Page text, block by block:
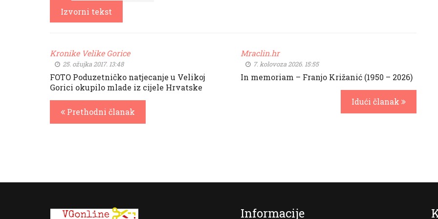
Izvorni tekst
Kronike Velike Gorice
25. ožujka 2017. 13:48
FOTO Poduzetničko natjecanje u Velikoj
Gorici okupilo mlade iz cijele Hrvatske
Prethodni članak
Mraclin.hr
7. kolovoza 2026. 15:55
In memoriam – Franjo Križanić (1950 – 2026)
Idući članak
Informacije